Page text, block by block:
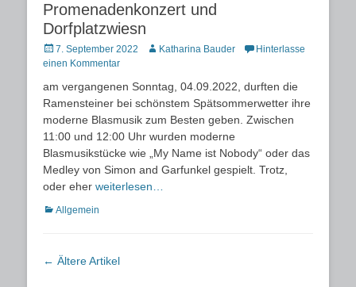
Promenadenkonzert und
Dorfplatzwiesn
Posted
on
7. September 2022 AutorKatharina Bauder
Hinterlasse
einen Kommentar
am vergangenen Sonntag, 04.09.2022, durften die
Ramensteiner bei schönstem Spätsommerwetter ihre
moderne Blasmusik zum Besten geben. Zwischen
11:00 und 12:00 Uhr wurden moderne
Blasmusikstücke wie „My Name ist Nobody“ oder das
Medley von Simon and Garfunkel gespielt. Trotz,
oder eher weiterlesen…
Kategorien
Allgemein
Artikel-
← Ältere Artikel